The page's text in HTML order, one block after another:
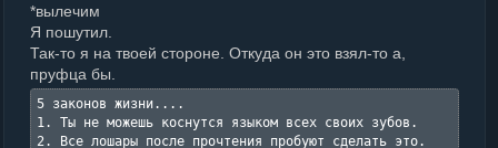
*вылечим
Я пошутил.
Так-то я на твоей стороне. Откуда он это взял-то а,
пруфца бы.
5 законов жизни....
1. Ты не можешь коснутся языком всех своих зубов.
2. Все лошары после прочтения пробуют сделать это.